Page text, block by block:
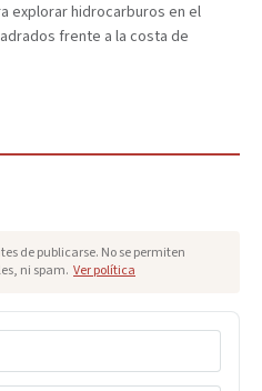
explorar hidrocarburos en el
frente a la costa de
de publicarse. No se permiten
ni spam. Ver política